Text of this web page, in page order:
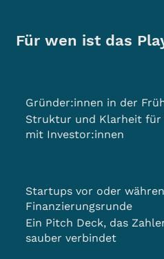
Für wen ist das
Gründer:innen in der
Struktur und Klarheit für
mit Investor:innen
Startups vor oder
Finanzierungsrunde
Ein Pitch Deck, das
sauber verbindet